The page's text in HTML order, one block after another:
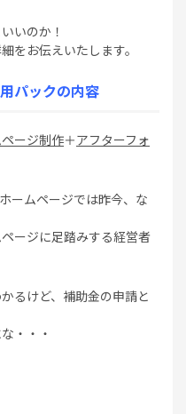
いのか！
をお伝えいたします。
パックの内容
ージ制作＋アフターフォ
ームページでは昨今、な
ージに足踏みする経営者
るけど、補助金の申請と
・・・